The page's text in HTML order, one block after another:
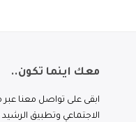
معك اينما تكون..
ابقى على تواصل معنا عبر
الاجتماعي وتطبيق الرشيد